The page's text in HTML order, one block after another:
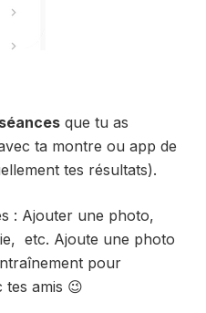
que tu as
ta montre ou app de
tes résultats).
: Ajouter une photo,
etc. Ajoute une photo
pour
amis 😉